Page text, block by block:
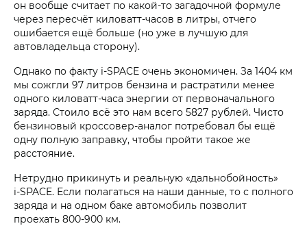
он вообще считает по какой-то загадочной формуле
через пересчёт киловатт-часов в литры, отчего
ошибается ещё больше (но уже в лучшую для
автовладельца сторону).
Однако по факту i‑SPACE очень экономичен. За 1404 км
мы сожгли 97 литров бензина и растратили менее
одного киловатт-часа энергии от первоначального
заряда. Стоило всё это нам всего 5827 рублей. Чисто
бензиновый кроссовер-аналог потребовал бы ещё
одну полную заправку, чтобы пройти такое же
расстояние.
Нетрудно прикинуть и реальную «дальнобойность»
i‑SPACE. Если полагаться на наши данные, то с полного
заряда и на одном баке автомобиль позволит
проехать 800-900 км.